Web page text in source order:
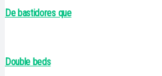
De bastidores que
Double beds